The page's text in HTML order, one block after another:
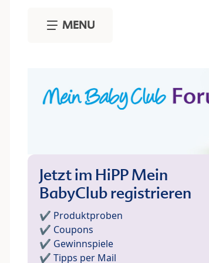
MENU
Jetzt im HiPP Mein
BabyClub registrieren
✔️ Produktproben
✔️ Coupons
✔️ Gewinnspiele
✔️ Tipps per Mail